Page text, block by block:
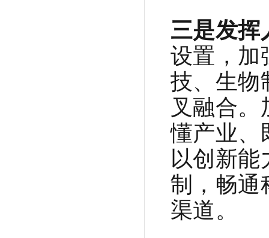
三是发挥
设置，加
技、生物
叉融合
懂产业、
以创新
制，畅通
渠道。